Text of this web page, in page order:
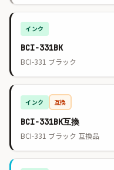
インク
BCI-331BK
BCI-331 ブラック
インク 互換
BCI-331BK互換
BCI-331 ブラック 互換品